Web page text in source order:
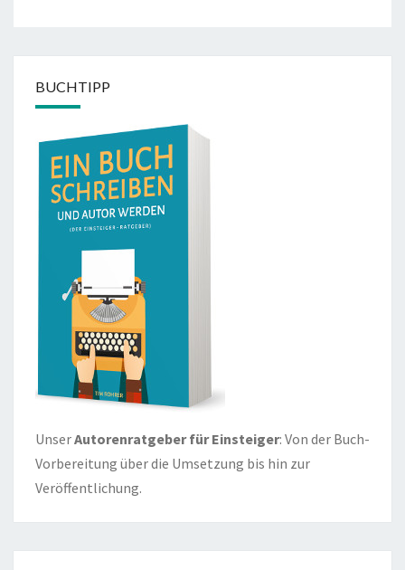
BUCHTIPP
UnserAutorenratgeber für Einsteiger: Von der Buch-
Vorbereitung über die Umsetzung bis hin zur
Veröffentlichung.